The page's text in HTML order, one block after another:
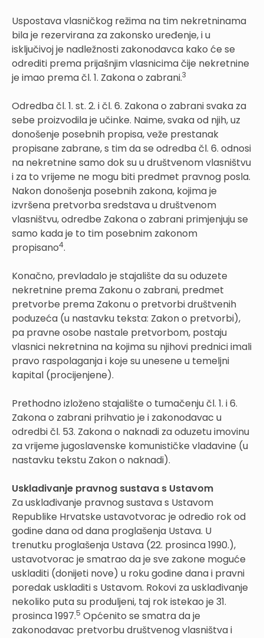
Uspostava vlasničkog režima na tim nekretninama
bila je rezervirana za zakonsko uređenje, i u
isključivoj je nadležnosti zakonodavca kako će se
odrediti prema prijašnjim vlasnicima čije nekretnine
je imao prema čl. 1. Zakona o zabrani.3
Odredba čl. 1. st. 2. i čl. 6. Zakona o zabrani svaka za
sebe proizvodila je učinke. Naime, svaka od njih, uz
donošenje posebnih propisa, veže prestanak
propisane zabrane, s tim da se odredba čl. 6. odnosi
na nekretnine samo dok su u društvenom vlasništvu
i za to vrijeme ne mogu biti predmet pravnog posla.
Nakon donošenja posebnih zakona, kojima je
izvršena pretvorba sredstava u društvenom
vlasništvu, odredbe Zakona o zabrani primjenjuju se
samo kada je to tim posebnim zakonom
propisano4.
Konačno, prevladalo je stajalište da su oduzete
nekretnine prema Zakonu o zabrani, predmet
pretvorbe prema Zakonu o pretvorbi društvenih
poduzeća (u nastavku teksta: Zakon o pretvorbi),
pa pravne osobe nastale pretvorbom, postaju
vlasnici nekretnina na kojima su njihovi prednici imali
pravo raspolaganja i koje su unesene u temeljni
kapital (procijenjene).
Prethodno izloženo stajalište o tumačenju čl. 1. i 6.
Zakona o zabrani prihvatio je i zakonodavac u
odredbi čl. 53. Zakona o naknadi za oduzetu imovinu
za vrijeme jugoslavenske komunističke vladavine (u
nastavku tekstu Zakon o naknadi).
Uskladivanje pravnog sustava s Ustavom
Za usklađivanje pravnog sustava s Ustavom
Republike Hrvatske ustavotvorac je odredio rok od
godine dana od dana proglašenja Ustava. U
trenutku proglašenja Ustava (22. prosinca 1990.),
ustavotvorac je smatrao da je sve zakone moguće
uskladiti (donijeti nove) u roku godine dana i pravni
poredak uskladiti s Ustavom. Rokovi za usklađivanje
nekoliko puta su produljeni, taj rok istekao je 31.
prosinca 1997.5 Općenito se smatra da je
zakonodavac pretvorbu društvenog vlasništva i